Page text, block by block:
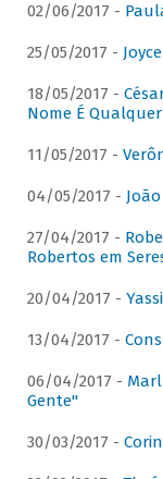
02/06/2017 -
25/05/2017 -
18/05/2017 -
Nome É Qualquer
11/05/2017 -
04/05/2017 -
27/04/2017 -
Robertos em
20/04/2017 -
13/04/2017 -
06/04/2017 -
Gente"
30/03/2017 -